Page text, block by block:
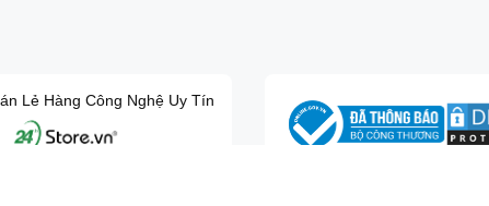
Lẻ Hàng Công Nghệ Uy Tín